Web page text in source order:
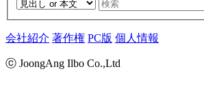
会社紹介 著作権 PC版 個人情報
ⓒ JoongAng Ilbo Co.,Ltd